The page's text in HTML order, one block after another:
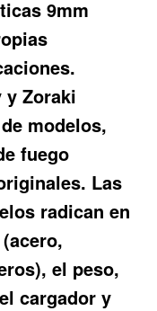
9mm
y Zoraki
modelos,
fuego
Las
radican en
el peso,
cargador y